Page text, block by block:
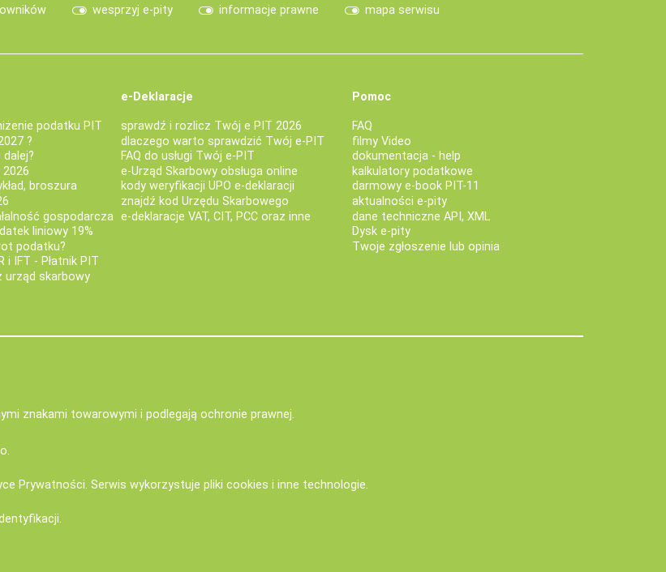
wesprzyj e-pity informacje prawne mapa serwisu
podatku PIT
?
broszura
gospodarcza
liniowy 19%
podatku?
i IFT - Płatnik PIT
urząd skarbowy
e-Deklaracje
sprawdź i rozlicz Twój e PIT 2026
dlaczego warto sprawdzić Twój e-PIT
FAQ do usługi Twój e-PIT
e-Urząd Skarbowy obsługa online
kody weryfikacji UPO e-deklaracji
znajdź kod Urzędu Skarbowego
e-deklaracje VAT, CIT, PCC oraz inne
Pomoc
FAQ
filmy Video
dokumentacja - help
kalkulatory podatkowe
darmowy e-book PIT-11
aktualności e-pity
dane techniczne API, XML
Dysk e-pity
Twoje zgłoszenie lub opinia
znakami towarowymi i podlegają ochronie prawnej.
Prywatności. Serwis wykorzystuje pliki cookies i inne technologie.